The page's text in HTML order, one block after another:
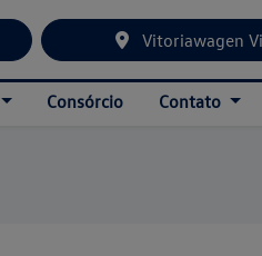
Vitoriawagen
Consórcio Contato